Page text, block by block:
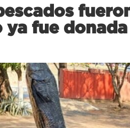
ya fue donada